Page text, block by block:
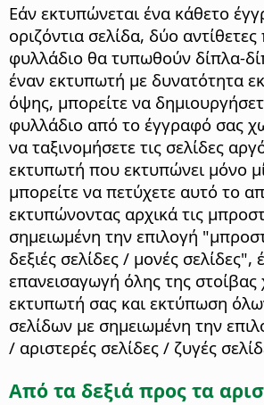
Εάν εκτυπώνεται ένα κάθετο
οριζόντια σελίδα, δύο
φυλλάδιο θα τυπωθούν δίπλα-
έναν εκτυπωτή με δυνατότητα
όψης, μπορείτε να
φυλλάδιο από το έγγραφό σας
να ταξινομήσετε τις σελίδες
εκτυπωτή που εκτυπώνει μόνο
μπορείτε να πετύχετε αυτό το
εκτυπώνοντας αρχικά τις
σημειωμένη την επιλογή
δεξιές σελίδες / μονές σελίδες",
επανεισαγωγή όλης της στοίβας
εκτυπωτή σας και εκτύπωση
σελίδων με σημειωμένη την
/ αριστερές σελίδες / ζυγές
Από τα δεξιά προς τα